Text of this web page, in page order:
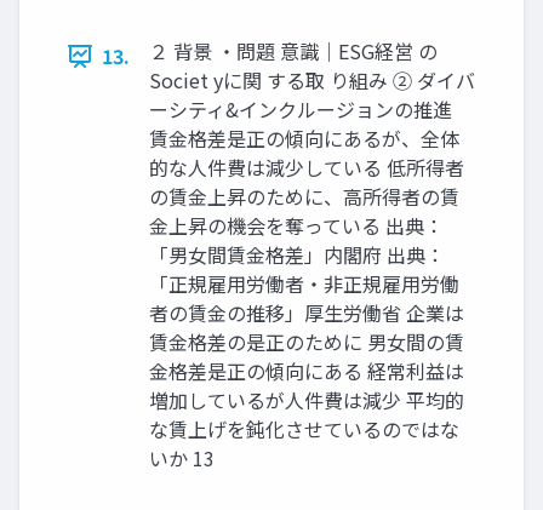
13.
２ 背景 ・問題 意識｜ESG経営 の
Societ yに関 する取 り組み ② ダイバ
ーシティ&インクルージョンの推進
賃金格差是正の傾向にあるが、全体
的な人件費は減少している 低所得者
の賃金上昇のために、高所得者の賃
金上昇の機会を奪っている 出典：
「男女間賃金格差」内閣府 出典：
「正規雇用労働者・非正規雇用労働
者の賃金の推移」厚生労働省 企業は
賃金格差の是正のために 男女間の賃
金格差是正の傾向にある 経常利益は
増加しているが人件費は減少 平均的
な賃上げを鈍化させているのではな
いか 13